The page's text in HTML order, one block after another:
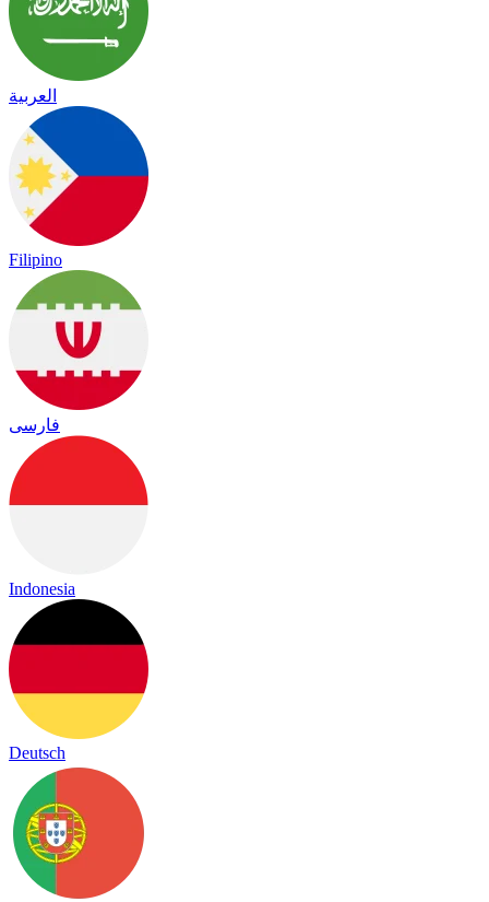
العربية
Filipino
فارسی
Indonesia
Deutsch